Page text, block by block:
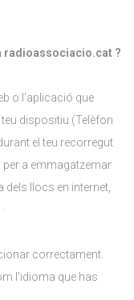
radioassociacio.cat ?
o l'aplicació que
teu dispositiu (Telèfon
el teu recorregut
per a emmagatzemar
llocs en internet,
correctament.
l'idioma que has